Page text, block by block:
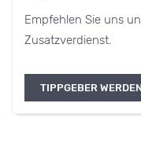
Empfehlen Sie uns
Zusatzverdienst.
TIPPGEBER